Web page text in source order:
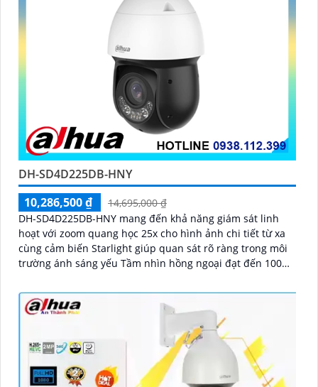
DH-SD4D225DB-HNY
10,286,500 ₫
14,695,000 ₫
DH-SD4D225DB-HNY mang đến khả năng giám sát linh
hoạt với zoom quang học 25x cho hình ảnh chi tiết từ xa
cùng cảm biến Starlight giúp quan sát rõ ràng trong môi
trường ánh sáng yếu Tầm nhìn hồng ngoại đạt đến 100m
sắc nét Camera hỗ trợ chống nước IP67 cùng tốc độ
khung hình 30fps@1080p ổn định